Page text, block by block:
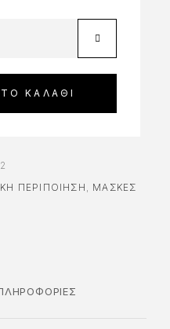
ΚΑΛΆΘΙ
ΠΕΡΙΠΟΊΗΣΗ , ΜΆΣΚΕΣ